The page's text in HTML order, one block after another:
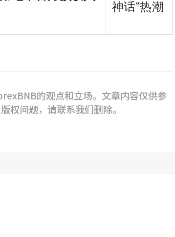
神话”热潮
的观点和立场。文章内容仅供参
权问题，请联系我们删除。